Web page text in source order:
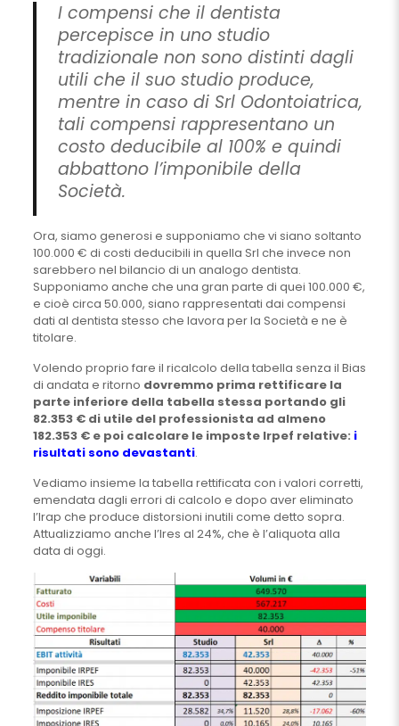
I compensi che il dentista
percepisce in uno studio
tradizionale non sono distinti dagli
utili che il suo studio produce,
mentre in caso di Srl Odontoiatrica,
tali compensi rappresentano un
costo deducibile al 100% e quindi
abbattono l’imponibile della
Società.
Ora, siamo generosi e supponiamo che vi siano soltanto
100.000 € di costi deducibili in quella Srl che invece non
sarebbero nel bilancio di un analogo dentista.
Supponiamo anche che una gran parte di quei 100.000 €,
e cioè circa 50.000, siano rappresentati dai compensi
dati al dentista stesso che lavora per la Società e ne è
titolare.
Volendo proprio fare il ricalcolo della tabella senza il Bias
di andata e ritorno dovremmo prima rettificare la
parte inferiore della tabella stessa portando gli
82.353 € di utile del professionista ad almeno
182.353 € e poi calcolare le imposte Irpef relative: i
risultati sono devastanti.
Vediamo insieme la tabella rettificata con i valori corretti,
emendata dagli errori di calcolo e dopo aver eliminato
l’Irap che produce distorsioni inutili come detto sopra.
Attualizziamo anche l’Ires al 24%, che è l’aliquota alla
data di oggi.